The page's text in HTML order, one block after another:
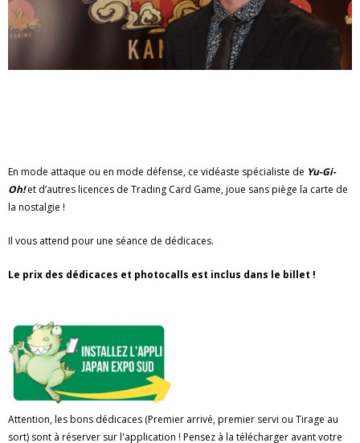
En mode attaque ou en mode défense, ce vidéaste spécialiste de Yu-Gi-
Oh!et d’autres licences de Trading Card Game, joue sans piège la carte de
la nostalgie !
Il vous attend pour une séance de dédicaces.
Le prix des dédicaces et photocalls est inclus dans le billet !
Attention, les bons dédicaces (Premier arrivé, premier servi ou Tirage au
sort) sont à réserver sur l'application ! Pensez à la télécharger avant votre